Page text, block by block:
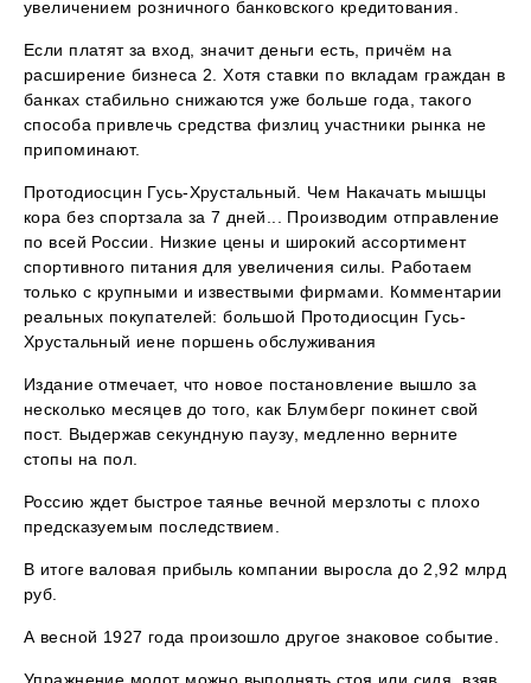
увеличением розничного банковского кредитования.
Если платят за вход, значит деньги есть, причём на
расширение бизнеса 2. Хотя ставки по вкладам граждан в
банках стабильно снижаются уже больше года, такого
способа привлечь средства физлиц участники рынка не
припоминают.
Протодиосцин Гусь-Хрустальный. Чем Накачать мышцы
кора без спортзала за 7 дней... Производим отправление
по всей России. Низкие цены и широкий ассортимент
спортивного питания для увеличения силы. Работаем
только с крупными и извествыми фирмами. Комментарии
реальных покупателей: большой Протодиосцин Гусь-
Хрустальный иене поршень обслуживания
Издание отмечает, что новое постановление вышло за
несколько месяцев до того, как Блумберг покинет свой
пост. Выдержав секундную паузу, медленно верните
стопы на пол.
Россию ждет быстрое таянье вечной мерзлоты с плохо
предсказуемым последствием.
В итоге валовая прибыль компании выросла до 2,92 млрд
руб.
А весной 1927 года произошло другое знаковое событие.